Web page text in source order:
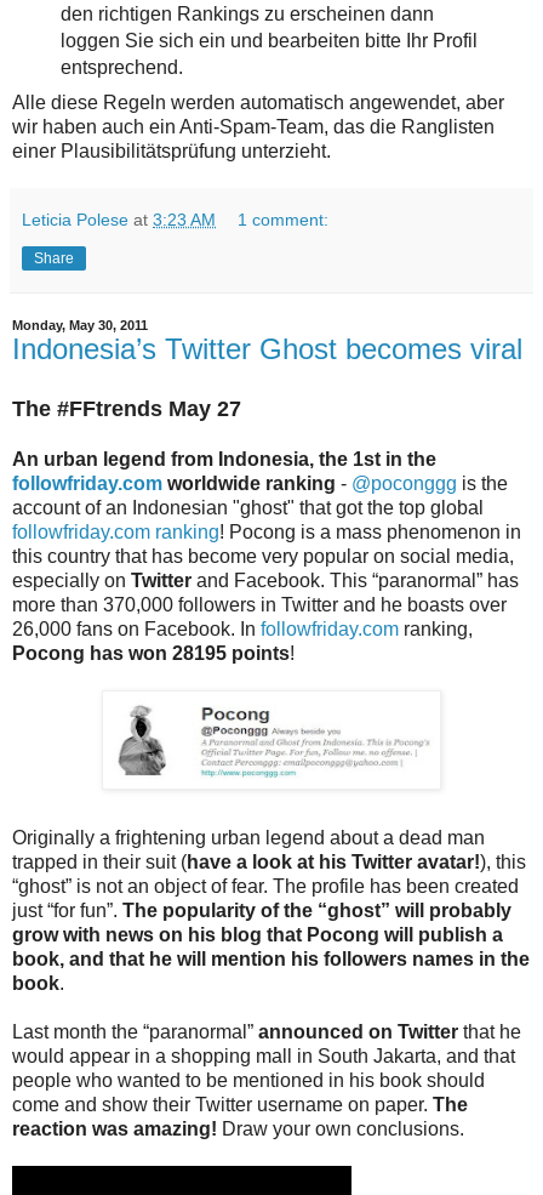
den richtigen Rankings zu erscheinen dann
loggen Sie sich ein und bearbeiten bitte Ihr Profil
entsprechend.
Alle diese Regeln werden automatisch angewendet, aber
wir haben auch ein Anti-Spam-Team, das die Ranglisten
einer Plausibilitätsprüfung unterzieht.
Leticia Polese at 3:23 AM 1 comment:
Share
Monday, May 30, 2011
Indonesia’s Twitter Ghost becomes viral
The #FFtrends May 27
An urban legend from Indonesia, the 1st in the
followfriday.com worldwide ranking - @poconggg is the
account of an Indonesian "ghost" that got the top global
followfriday.com ranking! Pocong is a mass phenomenon in
this country that has become very popular on social media,
especially on Twitter and Facebook. This “paranormal” has
more than 370,000 followers in Twitter and he boasts over
26,000 fans on Facebook. In followfriday.com ranking,
Pocong has won 28195 points!
Originally a frightening urban legend about a dead man
trapped in their suit (have a look at his Twitter avatar!), this
“ghost” is not an object of fear. The profile has been created
just “for fun”. The popularity of the “ghost” will probably
grow with news on his blog that Pocong will publish a
book, and that he will mention his followers names in the
book.
Last month the “paranormal” announced on Twitter that he
would appear in a shopping mall in South Jakarta, and that
people who wanted to be mentioned in his book should
come and show their Twitter username on paper. The
reaction was amazing! Draw your own conclusions.